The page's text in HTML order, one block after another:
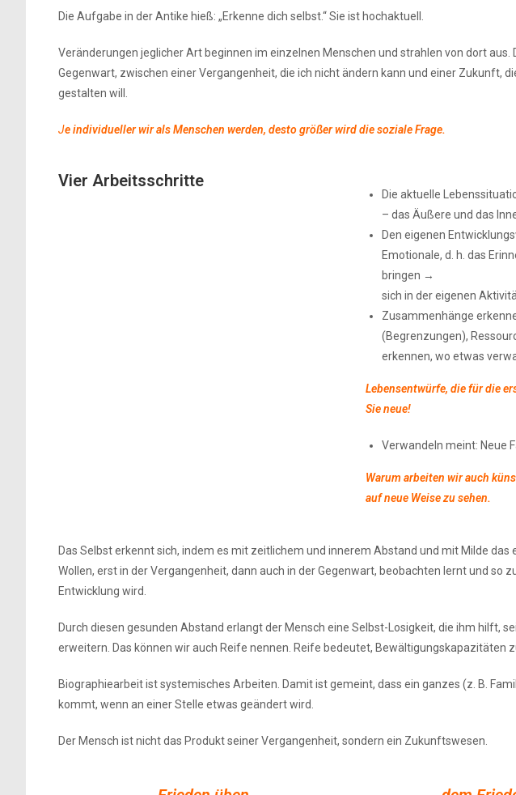
Die Aufgabe in der Antike hieß: „Erkenne dich selbst.“ Sie ist hochaktuell.
Veränderungen jeglicher Art beginnen im einzelnen Menschen und strahlen von dort aus.
Gegenwart, zwischen einer Vergangenheit, die ich nicht ändern kann und einer Zukunft,
gestalten will.
Je individueller wir als Menschen werden, desto größer wird die soziale Frage.
Vier Arbeitsschritte
Die aktuelle
– das Äußere und das
Den eigenen
Emotionale, d. h. das
bringen →
sich in der eigenen
Zusammenhänge
(Begrenzungen),
erkennen, wo etwas
Lebensentwürfe, die für die
Sie neue!
Verwandeln meint: Neue
Warum arbeiten wir auch
auf neue Weise zu sehen.
Das Selbst erkennt sich, indem es mit zeitlichem und innerem Abstand und mit Milde das
Wollen, erst in der Vergangenheit, dann auch in der Gegenwart, beobachten lernt und so
Entwicklung wird.
Durch diesen gesunden Abstand erlangt der Mensch eine Selbst-Losigkeit, die ihm hilft,
erweitern. Das können wir auch Reife nennen. Reife bedeutet, Bewältigungskapazitäten
Biographiearbeit ist systemisches Arbeiten. Damit ist gemeint, dass ein ganzes (z. B.
kommt, wenn an einer Stelle etwas geändert wird.
Der Mensch ist nicht das Produkt seiner Vergangenheit, sondern ein Zukunftswesen.